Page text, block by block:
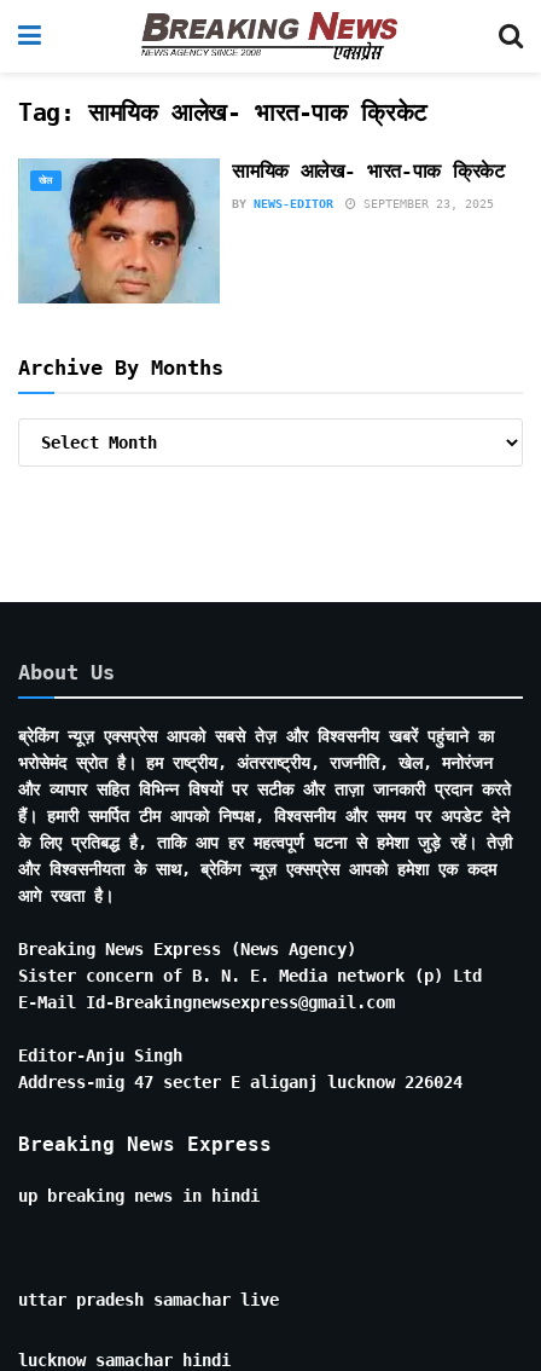
Tag:सामयिक आलेख- भारत-पाक क्रिकेट
खेल सामयिक आलेख- भारत-पाक क्रिकेट
BY NEWS-EDITOR SEPTEMBER 23, 2025
Archive By Months
About Us
ब्रेकिंग न्यूज़ एक्सप्रेस आपको सबसे तेज़ और विश्वसनीय खबरें पहुंचाने का
भरोसेमंद स्रोत है। हम राष्ट्रीय, अंतरराष्ट्रीय, राजनीति, खेल, मनोरंजन
और व्यापार सहित विभिन्न विषयों पर सटीक और ताज़ा जानकारी प्रदान करते
हैं। हमारी समर्पित टीम आपको निष्पक्ष, विश्वसनीय और समय पर अपडेट देने
के लिए प्रतिबद्ध है, ताकि आप हर महत्वपूर्ण घटना से हमेशा जुड़े रहें। तेज़ी
और विश्वसनीयता के साथ, ब्रेकिंग न्यूज़ एक्सप्रेस आपको हमेशा एक कदम
आगे रखता है।
Breaking News Express (News Agency)
Sister concern of B. N. E. Media network (p) Ltd
E-Mail Id-Breakingnewsexpress@gmail.com
Editor-Anju Singh
Address-mig 47 secter E aliganj lucknow 226024
Breaking News Express
up breaking news in hindi
uttar pradesh samachar live
lucknow samachar hindi